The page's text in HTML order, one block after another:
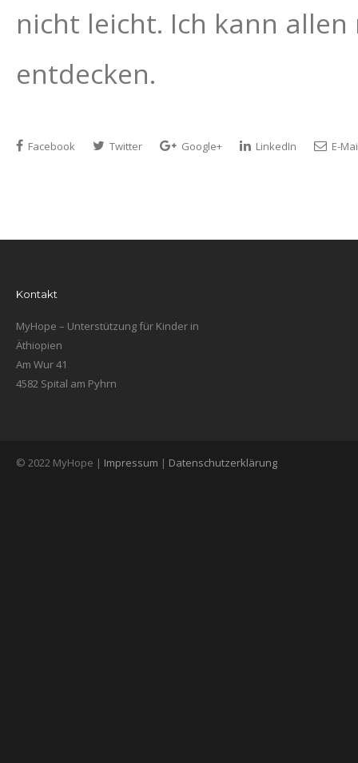
nicht leicht. Ich kann
entdecken.
Facebook Twitter Google+ LinkedIn E-
Kontakt
MyHope – Unterstützung für Kinder in
Äthiopien
Am Wur 41
4582 Spital am Pyhrn
© 2022 MyHope | Impressum | Datenschutzerklärung